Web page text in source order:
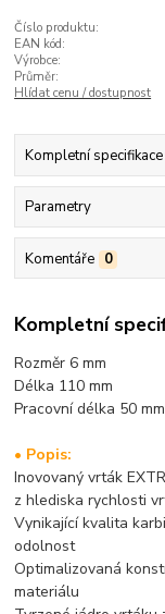
Číslo produktu:
EAN kód:
Výrobce:
Průměr:
Hlídat cenu / dostupnost
Kompletní specifikace
Parametry
Komentáře 0
Kompletní
Rozměr 6 mm
Délka 110 mm
Pracovní délka 50 mm
• Popis:
Inovovaný vrták
z hlediska rychlosti
Vynikající kvalita
odolnost
Optimalizovaná
materiálu